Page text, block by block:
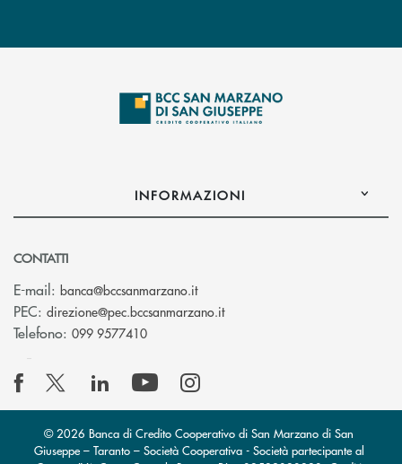
INFORMAZIONI
CONTATTI
E-mail: banca@bccsanmarzano.it(si apre l’app di posta
PEC: direzione@pec.bccsanmarzano.it(si apre l’app di posta
Telefono: 099 9577410
© 2026 Banca di Credito Cooperativo di San Marzano di San
Giuseppe – Taranto – Società Cooperativa - Società partecipante al